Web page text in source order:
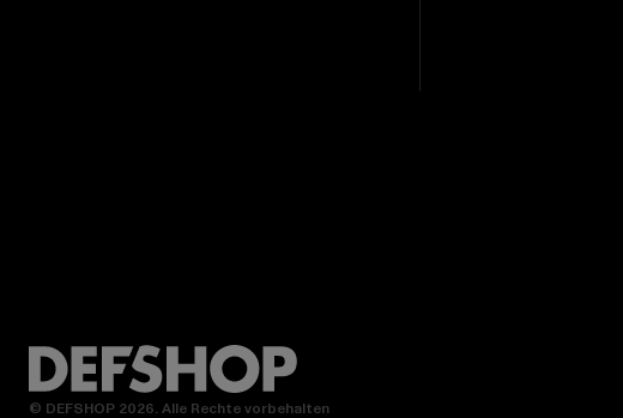
© DEFSHOP 2026. Alle Rechte vorbehalten